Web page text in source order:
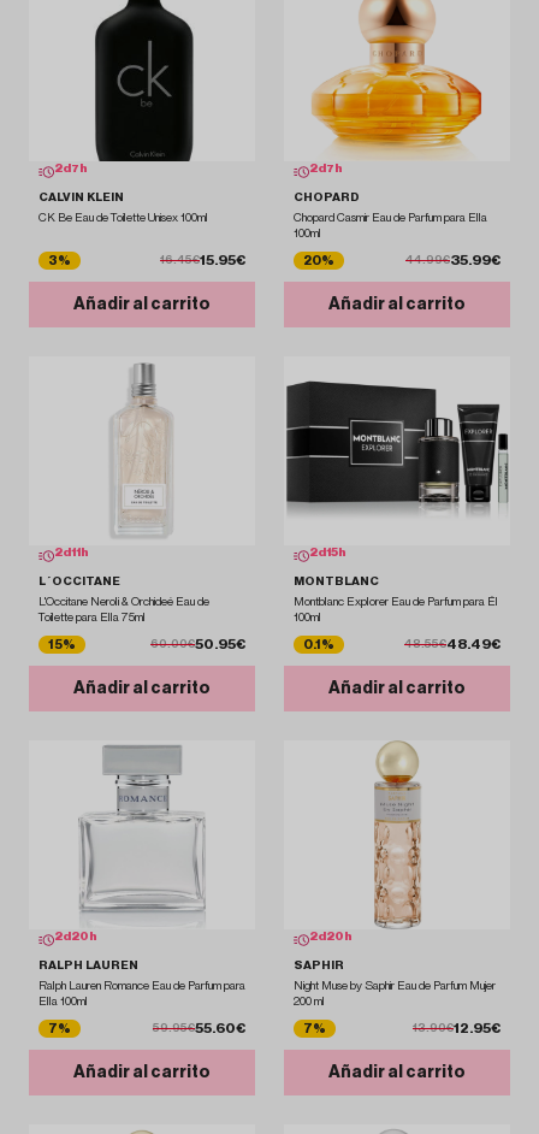
2d 7 h
CALVIN KLEIN
CK Be Eau de Toilette Unisex 100ml
3% 16.45€15.95€
Añadir al carrito
2d 7 h
CHOPARD
Chopard Casmir Eau de Parfum para Ella
100ml
20% 44.99€35.99€
Añadir al carrito
2d 11 h
L´OCCITANE
L'Occitane Neroli & Orchideé Eau de
Toilette para Ella 75ml
15% 60.00€50.95€
Añadir al carrito
2d 15 h
MONTBLANC
Montblanc Explorer Eau de Parfum para Él
100ml
0.1% 48.55€48.49€
Añadir al carrito
2d 20 h
RALPH LAUREN
Ralph Lauren Romance Eau de Parfum para
Ella 100ml
7% 59.95€55.60€
Añadir al carrito
2d 20 h
SAPHIR
Night Muse by Saphir Eau de Parfum Mujer
200 ml
7% 13.90€12.95€
Añadir al carrito